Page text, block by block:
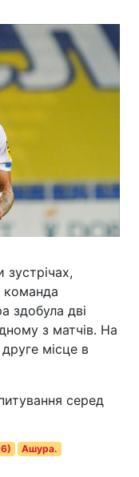
зустрічах,
команда
здобула дві
з матчів. На
місце в
серед
Ашура.